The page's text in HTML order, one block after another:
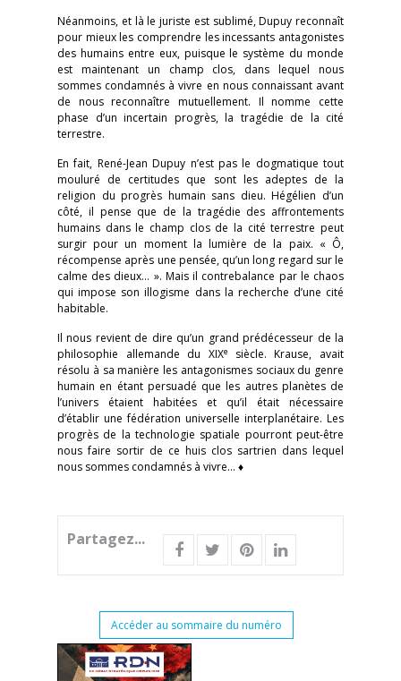
Néanmoins, et là le juriste est sublimé, Dupuy reconnaît
pour mieux les comprendre les incessants antagonistes
des humains entre eux, puisque le système du monde
est maintenant un champ clos, dans lequel nous
sommes condamnés à vivre en nous connaissant avant
de nous reconnaître mutuellement. Il nomme cette
phase d’un incertain progrès, la tragédie de la cité
terrestre.
En fait, René-Jean Dupuy n’est pas le dogmatique tout
mouluré de certitudes que sont les adeptes de la
religion du progrès humain sans dieu. Hégélien d’un
côté, il pense que de la tragédie des affrontements
humains dans le champ clos de la cité terrestre peut
surgir pour un moment la lumière de la paix. « Ô,
récompense après une pensée, qu’un long regard sur le
calme des dieux… ». Mais il contrebalance par le chaos
qui impose son illogisme dans la recherche d’une cité
habitable.
Il nous revient de dire qu’un grand prédécesseur de la
philosophie allemande du XIXe
siècle. Krause, avait
résolu à sa manière les antagonismes sociaux du genre
humain en étant persuadé que les autres planètes de
l’univers étaient habitées et qu’il était nécessaire
d’établir une fédération universelle interplanétaire. Les
progrès de la technologie spatiale pourront peut-être
nous faire sortir de ce huis clos sartrien dans lequel
nous sommes condamnés à vivre… ♦
Partagez...
Accéder au sommaire du numéro